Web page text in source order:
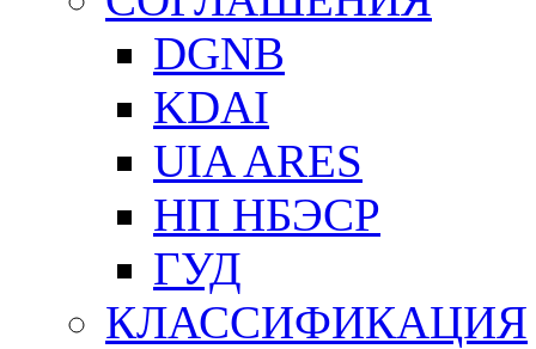
DGNB
KDAI
UIA ARES
НП НБЭСР
ГУД
КЛАССИФИКАЦИЯ